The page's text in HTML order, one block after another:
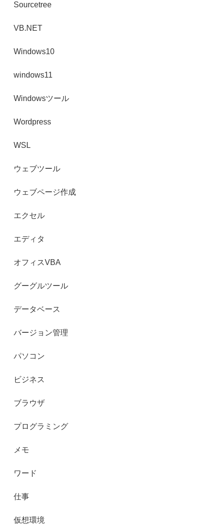
Sourcetree
VB.NET
Windows10
windows11
Windowsツール
Wordpress
WSL
ウェブツール
ウェブページ作成
エクセル
エディタ
オフィスVBA
グーグルツール
データベース
バージョン管理
パソコン
ビジネス
ブラウザ
プログラミング
メモ
ワード
仕事
仮想環境